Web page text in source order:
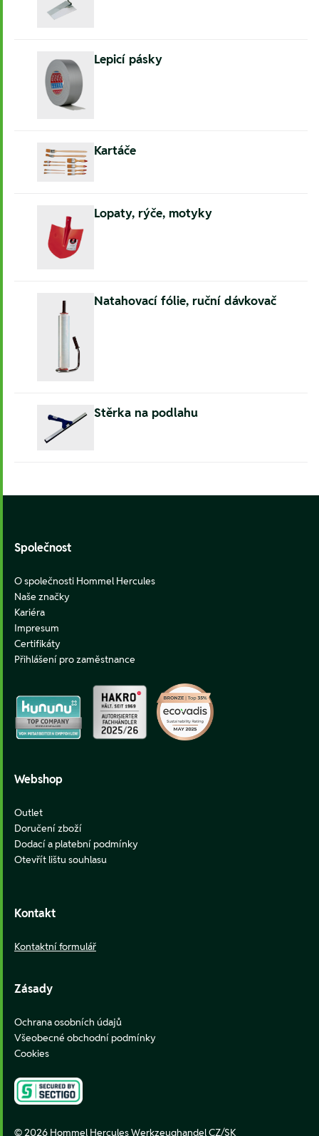
Lepicí pásky
Kartáče
Lopaty, rýče, motyky
Natahovací fólie, ruční dávkovač
Stěrka na podlahu
Společnost
O společnosti Hommel Hercules
Naše značky
Kariéra
Impresum
Certifikáty
Přihlášení pro zaměstnance
Webshop
Outlet
Doručení zboží
Dodací a platební podmínky
Otevřít lištu souhlasu
Kontakt
Kontaktní formulář
Zásady
Ochrana osobních údajů
Všeobecné obchodní podmínky
Cookies
© 2026 Hommel Hercules Werkzeughandel CZ/SK